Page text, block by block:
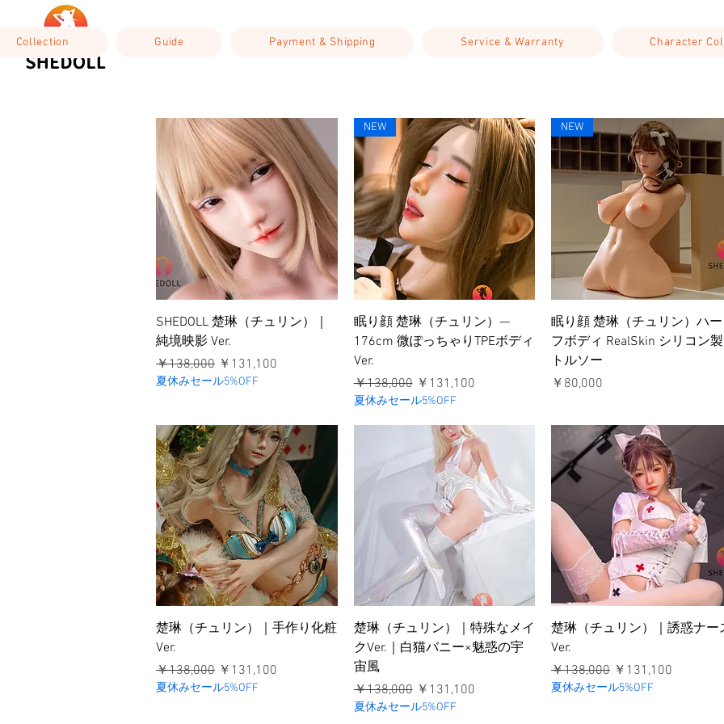
Collection Guide Payment & Shipping Service & Warranty Character
クイックビュー
SHEDOLL 楚琳（チュリン）｜
純境映影 Ver.
通常価格
￥138,000 セール価格
￥131,100
夏休みセール5%OFF
クイックビュー
NEW
眠り顔 楚琳（チュリン）—
176cm 微ぽっちゃりTPEボディ
Ver.
通常価格
￥138,000 セール価格
￥131,100
夏休みセール5%OFF
クイックビュー
NEW
眠り顔 楚琳（チュリン）ハー
フボディ RealSkin シリコン製
トルソー
価格
￥80,000
クイックビュー
楚琳（チュリン）｜手作り化粧
Ver.
通常価格
￥138,000 セール価格
￥131,100
夏休みセール5%OFF
クイックビュー
楚琳（チュリン）｜特殊なメイ
クVer.｜白猫バニー×魅惑の宇
宙風
通常価格
￥138,000 セール価格
￥131,100
夏休みセール5%OFF
クイックビュー
楚琳（チュリン）｜誘惑ナー
Ver.
通常価格
￥138,000 セール価格
￥131,100
夏休みセール5%OFF